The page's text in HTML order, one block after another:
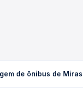
de ônibus de